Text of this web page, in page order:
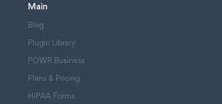
Main
Blog
Plugin Library
POWR Business
Plans & Pricing
HIPAA Forms